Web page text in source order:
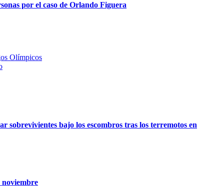
por el caso de Orlando Figuera
Olímpicos
sobrevivientes bajo los escombros tras los terremotos en